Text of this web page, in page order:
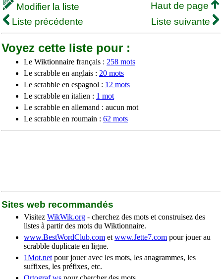
Modifier la liste
Haut de page
Liste précédente
Liste suivante
Voyez cette liste pour :
Le Wiktionnaire français : 258 mots
Le scrabble en anglais : 20 mots
Le scrabble en espagnol : 12 mots
Le scrabble en italien : 1 mot
Le scrabble en allemand : aucun mot
Le scrabble en roumain : 62 mots
Sites web recommandés
Visitez WikWik.org - cherchez des mots et construisez des
listes à partir des mots du Wiktionnaire.
www.BestWordClub.com et www.Jette7.com pour jouer au
scrabble duplicate en ligne.
1Mot.net pour jouer avec les mots, les anagrammes, les
suffixes, les préfixes, etc.